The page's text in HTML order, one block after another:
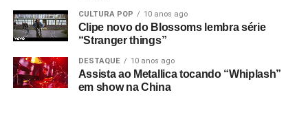
CULTURA POP 10 anos ago
Clipe novo do Blossoms lembra série
“Stranger things”
DESTAQUE 10 anos ago
Assista ao Metallica tocando “Whiplash”
em show na China